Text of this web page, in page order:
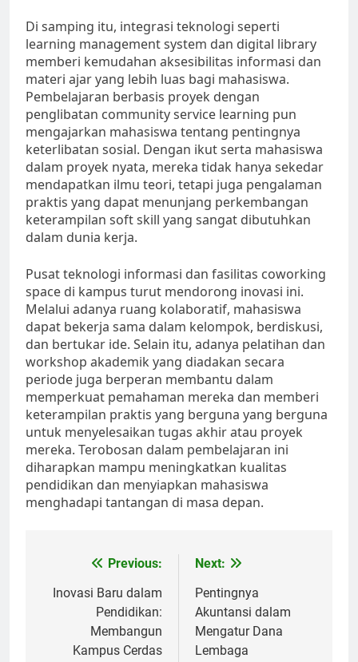
Di samping itu, integrasi teknologi seperti
learning management system dan digital library
memberi kemudahan aksesibilitas informasi dan
materi ajar yang lebih luas bagi mahasiswa.
Pembelajaran berbasis proyek dengan
penglibatan community service learning pun
mengajarkan mahasiswa tentang pentingnya
keterlibatan sosial. Dengan ikut serta mahasiswa
dalam proyek nyata, mereka tidak hanya sekedar
mendapatkan ilmu teori, tetapi juga pengalaman
praktis yang dapat menunjang perkembangan
keterampilan soft skill yang sangat dibutuhkan
dalam dunia kerja.
Pusat teknologi informasi dan fasilitas coworking
space di kampus turut mendorong inovasi ini.
Melalui adanya ruang kolaboratif, mahasiswa
dapat bekerja sama dalam kelompok, berdiskusi,
dan bertukar ide. Selain itu, adanya pelatihan dan
workshop akademik yang diadakan secara
periode juga berperan membantu dalam
memperkuat pemahaman mereka dan memberi
keterampilan praktis yang berguna yang berguna
untuk menyelesaikan tugas akhir atau proyek
mereka. Terobosan dalam pembelajaran ini
diharapkan mampu meningkatkan kualitas
pendidikan dan menyiapkan mahasiswa
menghadapi tantangan di masa depan.
navigation
Previous:
Inovasi Baru dalam
Pendidikan:
Membangun
Kampus Cerdas
Next:
Pentingnya
Akuntansi dalam
Mengatur Dana
Lembaga